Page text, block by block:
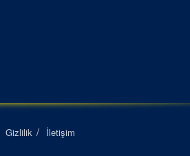
Gizlilik İletişim